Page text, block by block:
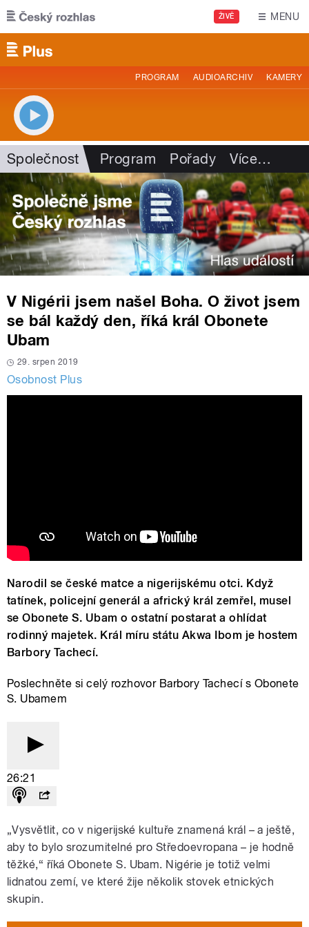
Přejít k hlavnímu obsahu
ŽIVĚ MENU
PROGRAM AUDIOARCHIV KAMERY
Společnost Program Pořady Více…
V Nigérii jsem našel Boha. O život jsem
se bál každý den, říká král Obonete
Ubam
29. srpen 2019
Osobnost Plus
Narodil se české matce a nigerijskému otci. Když
tatínek, policejní generál a africký král zemřel, musel
se Obonete S. Ubam o ostatní postarat a ohlídat
rodinný majetek. Král míru státu Akwa Ibom je hostem
Barbory Tachecí.
Poslechněte si celý rozhovor Barbory Tachecí s Obonete
S. Ubamem
26:21
„Vysvětlit, co v nigerijské kultuře znamená král – a ještě,
aby to bylo srozumitelné pro Středoevropana – je hodně
těžké,“ říká Obonete S. Ubam. Nigérie je totiž velmi
lidnatou zemí, ve které žije několik stovek etnických
skupin.